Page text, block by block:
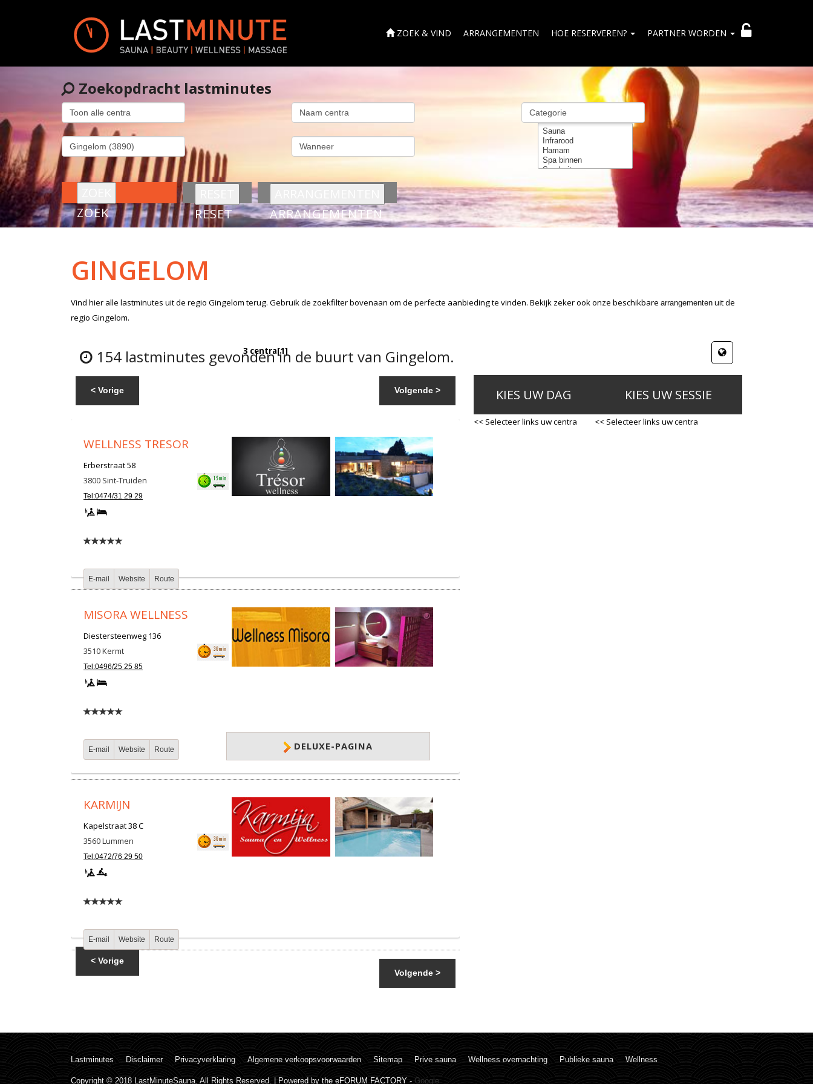
ZOEK & VIND ARRANGEMENTEN HOE RESERVEREN? PARTNER WORDEN
Zoekopdracht lastminutes
ZOEK RESET ARRANGEMENTEN
GINGELOM
Vind hier alle lastminutes uit de regio Gingelomterug. Gebruik de zoekfilter bovenaan om de perfecte aanbieding te vinden. Bekijk zeker ook onze beschikbare arrangementen uit de
regio Gingelom.
154 lastminutes gevonden in de buurt van Gingelom.
< Vorige Volgende >
3 centra[1]
WELLNESS TRESOR
Erberstraat 58
3800 Sint-Truiden
Tel:0474/31 29 29
E-mail Website Route
MISORA WELLNESS
Diestersteenweg 136
3510Kermt
Tel:0496/25 25 85
E-mail Website Route DELUXE-PAGINA
KARMIJN
Kapelstraat 38 C
3560Lummen
Tel:0472/76 29 50
E-mail Website Route
< Vorige
Volgende >
KIES UW DAG
<< Selecteer links uw centra
KIES UW SESSIE
<< Selecteer links uw centra
Lastminutes Disclaimer Privacyverklaring Algemene verkoopsvoorwaarden Sitemap Prive sauna Wellness overnachting Publieke sauna Wellness
Copyright © 2018 LastMinuteSauna. All Rights Reserved. | Powered by the eFORUM FACTORY - Google